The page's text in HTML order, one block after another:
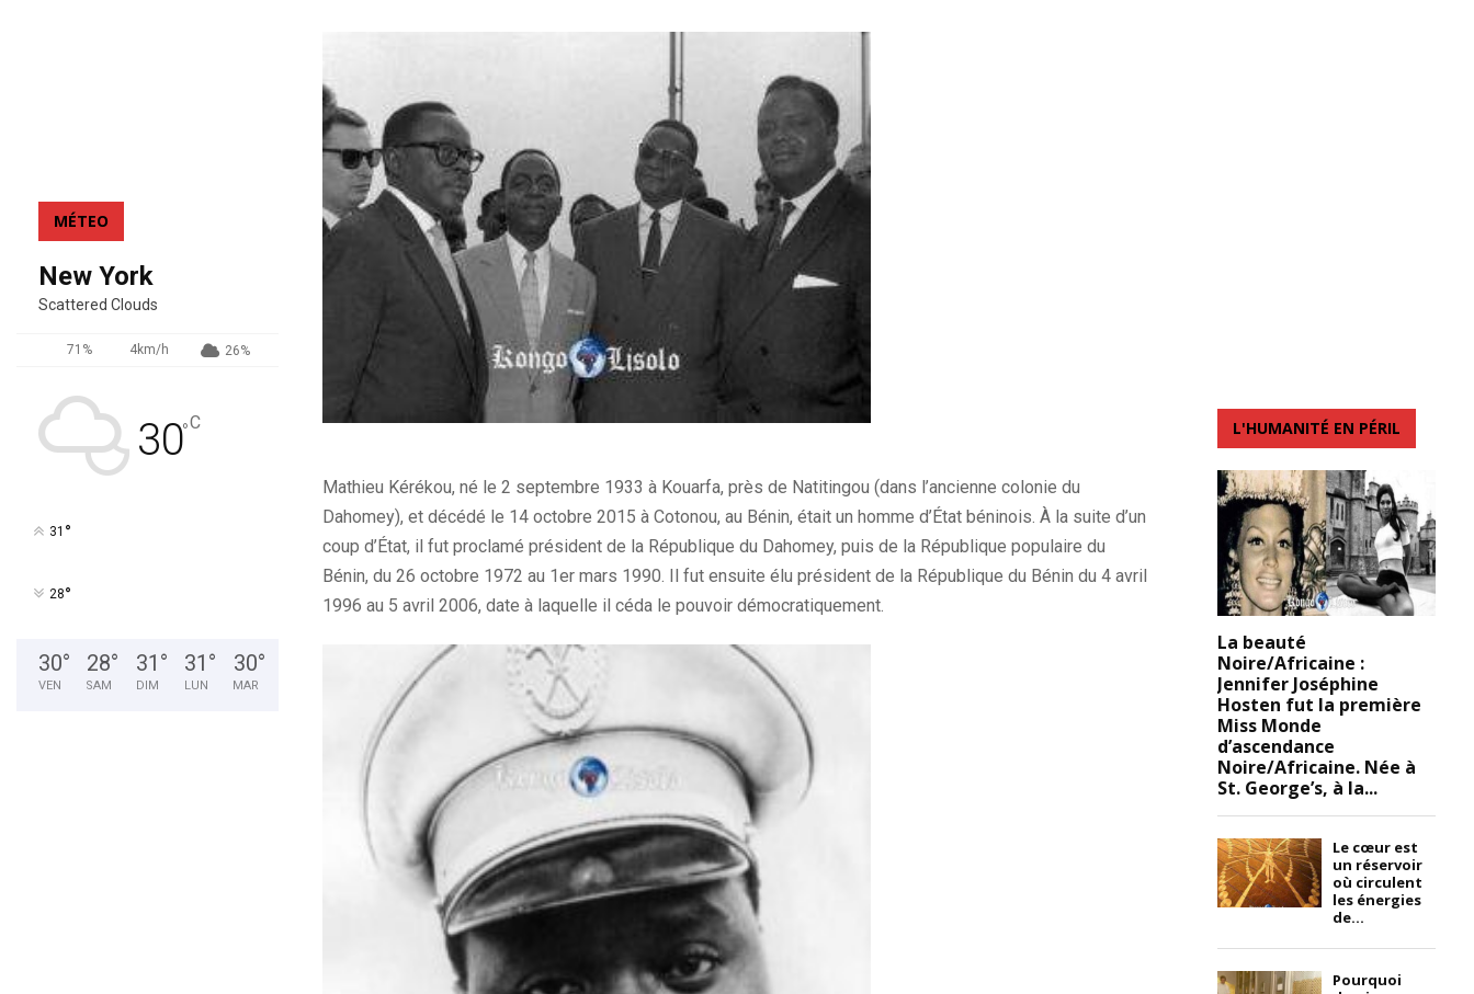
Mathieu Kérékou, né le 2 septembre 1933 à Kouarfa, près de Natitingou (dans l’ancienne colonie du
Dahomey), et décédé le 14 octobre 2015 à Cotonou, au Bénin, était un homme d’État béninois. À la suite d’un
coup d’État, il fut proclamé président de la République du Dahomey, puis de la République populaire du
Bénin, du 26 octobre 1972 au 1er mars 1990. Il fut ensuite élu président de la République du Bénin du 4 avril
1996 au 5 avril 2006, date à laquelle il céda le pouvoir démocratiquement.
MÉTEO
New York
Scattered Clouds
71% 4km/h 26%
30°C
31 °
28°
30°
VEN
28°
SAM
31 °
DIM
31 °
LUN
30°
MAR
L'HUMANITÉ EN PÉRIL
La beauté
Noire/Africaine :
Jennifer Joséphine
Hosten fut la première
Miss Monde
d’ascendance
Noire/Africaine. Née à
St. George’s, à la...
Le cœur est
un réservoir
où circulent
les énergies
de...
Pourquoi